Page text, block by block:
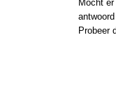
Mocht
Probeer